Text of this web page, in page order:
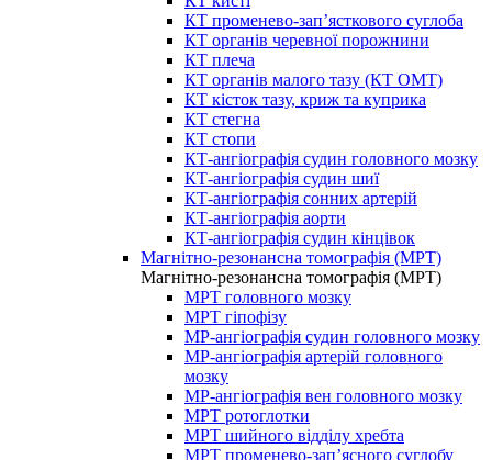
КТ променево-зап’ясткового суглоба
КТ органів черевної порожнини
КТ плеча
КТ органів малого тазу (КТ ОМТ)
КТ кісток тазу, криж та куприка
КТ стегна
КТ стопи
КТ-ангіографія судин головного мозку
КТ-ангіографія судин шиї
КТ-ангіографія сонних артерій
КТ-ангіографія аорти
КТ-ангіографія судин кінцівок
Магнітно-резонансна томографія (МРТ)
Магнітно-резонансна томографія (МРТ)
МРТ головного мозку
МРТ гіпофізу
МР-ангіографія судин головного мозку
МР-ангіографія артерій головного
мозку
МР-ангіографія вен головного мозку
МРТ ротоглотки
МРТ шийного відділу хребта
МРТ променево-зап’ясного суглобу